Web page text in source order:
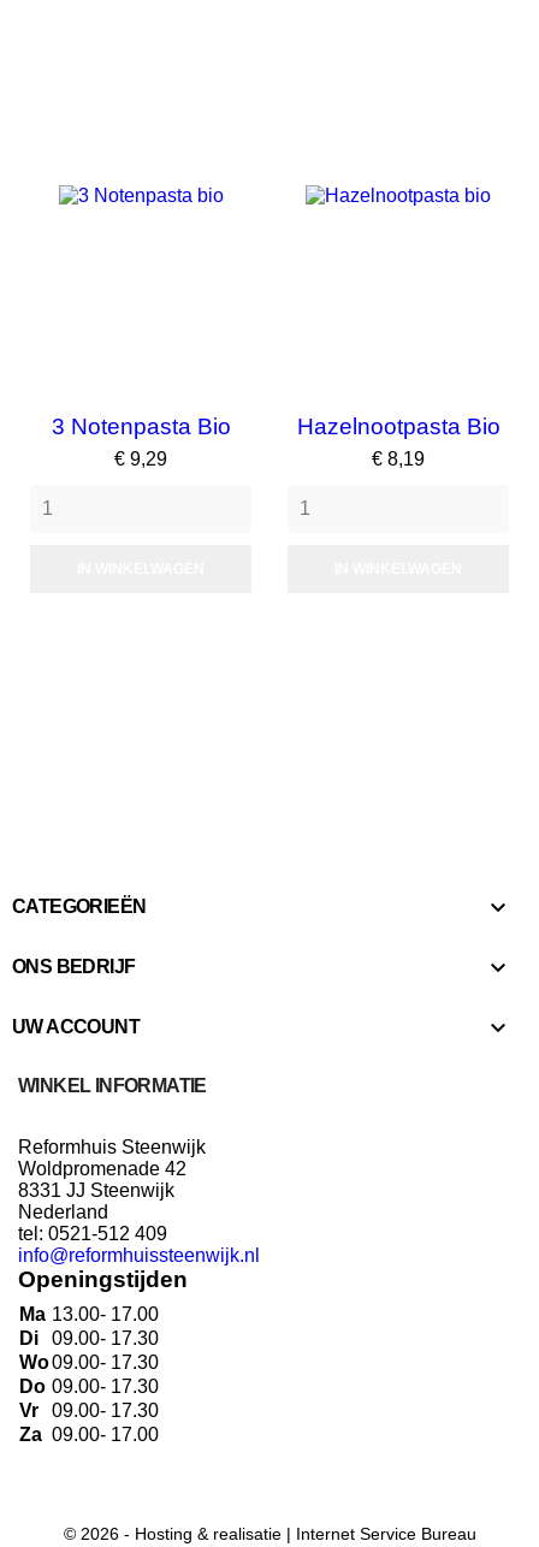
3 Notenpasta Bio
Prijs
€ 9,29
Hazelnootpasta Bio
Prijs
€ 8,19
CATEGORIEËN 
ONS BEDRIJF 
UW ACCOUNT 
WINKEL INFORMATIE
Reformhuis Steenwijk
Woldpromenade 42
8331 JJ Steenwijk
Nederland
tel: 0521-512 409
info@reformhuissteenwijk.nl
Openingstijden
Ma 13.00- 17.00
Di
09.00- 17.30
Wo09.00- 17.30
Do 09.00- 17.30
Vr
09.00- 17.30
Za 09.00- 17.00
© 2026 - Hosting & realisatie | Internet Service Bureau